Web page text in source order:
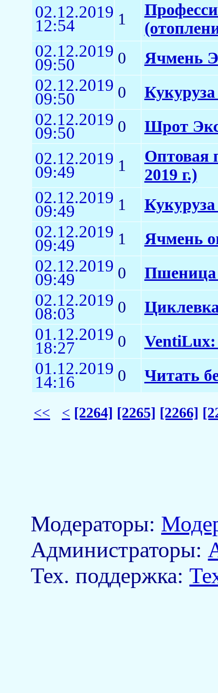
02.12.2019
12:54 1
02.12.2019
09:50 0 Ячмень
02.12.2019
09:50 0
02.12.2019
09:50 0 Шрот
02.12.2019
09:49 1
Оптовая
2019 г.)
02.12.2019
09:49 1
02.12.2019
09:49 1 Ячмень
02.12.2019
09:49 0 Пшеница
02.12.2019
08:03 0
01.12.2019
18:27 0 VentiLux:
01.12.2019
14:16 0 Читать
<< < [2264] [2265] [2266]
Модераторы:
Aдминистраторы:
Тех. поддержка: